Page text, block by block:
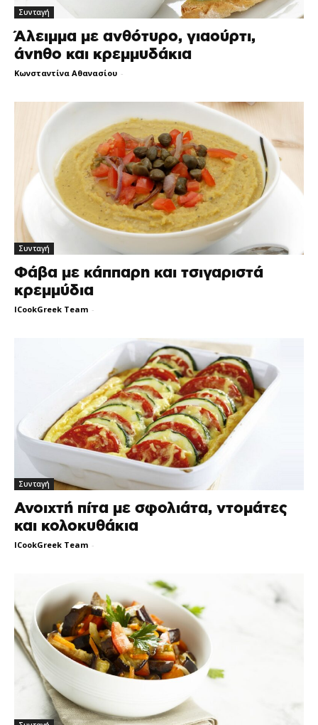
Συνταγή
Άλειμμα με ανθότυρο, γιαούρτι,
άνηθο και κρεμμυδάκια
Κωνσταντίνα Αθανασίου -
Συνταγή
Φάβα με κάππαρη και τσιγαριστά
κρεμμύδια
ICookGreek Team -
Συνταγή
Ανοιχτή πίτα με σφολιάτα, ντομάτες
και κολοκυθάκια
ICookGreek Team -